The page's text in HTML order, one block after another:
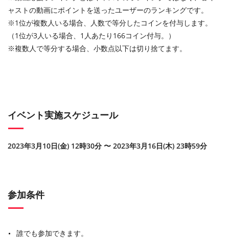
ャストの動画にポイントを送ったユーザーのランキングです。
※1位が複数人いる場合、人数で等分したコインを付与します。
（1位が3人いる場合、1人あたり166コイン付与。）
※複数人で等分する場合、小数点以下は切り捨てます。
イベント実施スケジュール
2023年3月10日(金) 12時30分 〜 2023年3月16日(木) 23時59分
参加条件
誰でも参加できます。